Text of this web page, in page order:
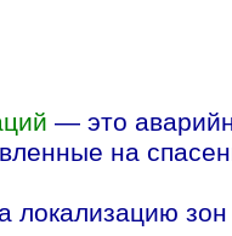
— это
на
локализацию